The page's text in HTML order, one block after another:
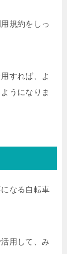
規約をしっ
すれば、よ
うになりま
なる自転車
用して、み